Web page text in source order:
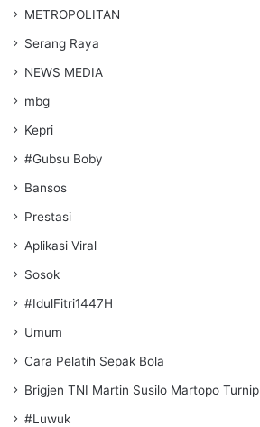
METROPOLITAN
Serang Raya
NEWS MEDIA
mbg
Kepri
#Gubsu Boby
Bansos
Prestasi
Aplikasi Viral
Sosok
#IdulFitri1447H
Umum
Cara Pelatih Sepak Bola
Brigjen TNI Martin Susilo Martopo Turnip
#Luwuk